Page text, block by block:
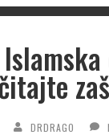
DRDRAGO